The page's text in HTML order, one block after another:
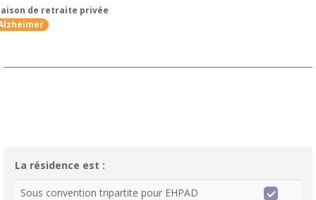
de retraite privée
La résidence est :
Sous convention tripartite pour EHPAD